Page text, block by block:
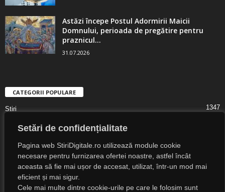
Setări de confidențialitate
Pagina web StiriDigitale.ro utilizează module cookie
necesare pentru furnizarea ofertei noastre, astfel încât
aceasta să fie mai ușor de accesat, utilizat, într-un mod mai
eficient și mai sigur.
Cele mai multe dintre cookie-urile pe care le folosim sunt
Astăzi începe Postul Adormirii Maicii
Domnului, perioada de pregătire pentru
praznicul...
31.07.2026
CATEGORII POPULARE
Știri 1347
Digital Lifestyle
Societate
Cultură
Religie